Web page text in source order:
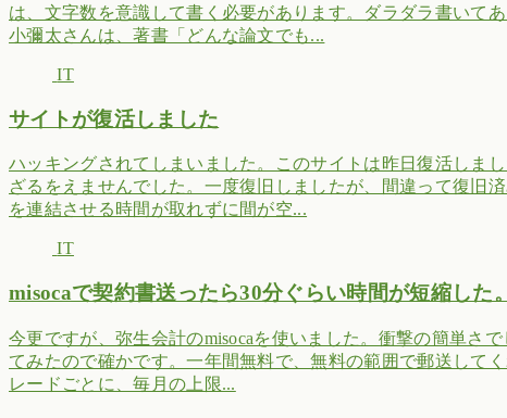
は、文字数を意識して書く必要があります。ダラダラ書いて
小彌太さんは、著書「どんな論文でも...
IT
サイトが復活しました
ハッキングされてしまいました。このサイトは昨日復活しま
ざるをえませんでした。一度復旧しましたが、間違って復旧
を連結させる時間が取れずに間が空...
IT
misocaで契約書送ったら30分ぐらい時間が短縮した。
今更ですが、弥生会計のmisocaを使いました。衝撃の簡単さ
てみたので確かです。一年間無料で、無料の範囲で郵送して
レードごとに、毎月の上限...